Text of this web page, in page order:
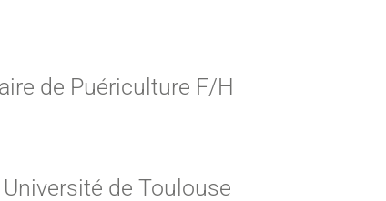
de Puériculture F/H
de Toulouse